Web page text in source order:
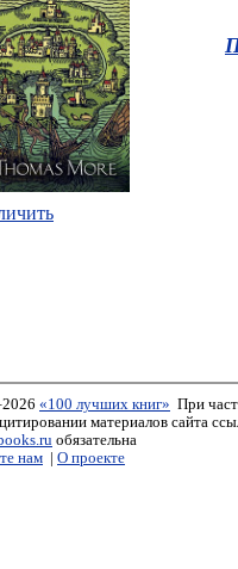
«100 лучших книг» При
материалов сайта
обязательна
нам
О проекте